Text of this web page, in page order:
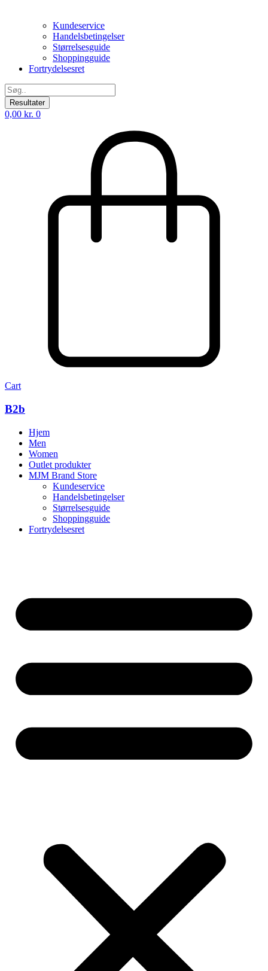
Kundeservice
Handelsbetingelser
Størrelsesguide
Shoppingguide
Fortrydelsesret
Search
...Resultater
0,00 kr. 0
Cart
B2b
Hjem
Men
Women
Outlet produkter
MJM Brand Store
Kundeservice
Handelsbetingelser
Størrelsesguide
Shoppingguide
Fortrydelsesret